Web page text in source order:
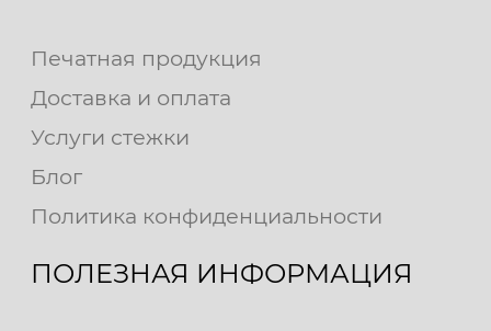
Печатная продукция
Доставка и оплата
Услуги стежки
Блог
Политика конфиденциальности
ПОЛЕЗНАЯ ИНФОРМАЦИЯ